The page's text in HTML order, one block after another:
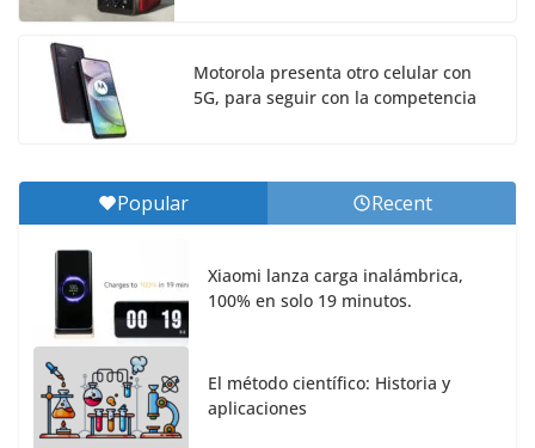
Motorola presenta otro celular con
5G, para seguir con la competencia
Popular Recent
Xiaomi lanza carga inalámbrica,
100% en solo 19 minutos.
El método científico: Historia y
aplicaciones